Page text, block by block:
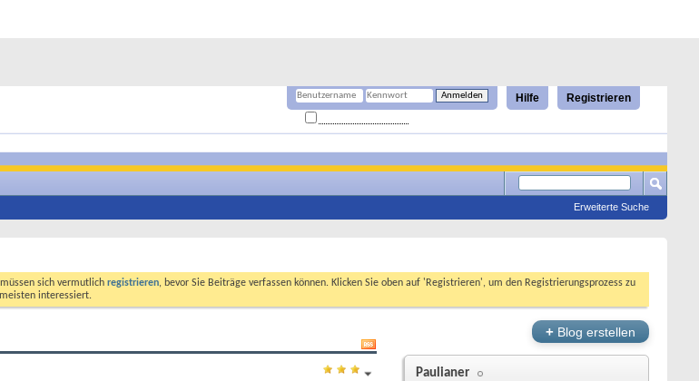
Registrieren
Hilfe
Erweiterte Suche
sich vermutlich registrieren, bevor Sie Beiträge verfassen können. Klicken Sie oben auf 'Registrieren', um den Registrierungsprozess zu
interessiert.
+ Blog erstellen
Paulianer